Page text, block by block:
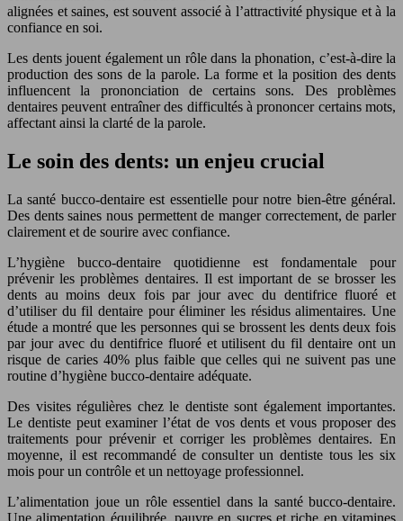
alignées et saines, est souvent associé à l’attractivité physique et à la
confiance en soi.
Les dents jouent également un rôle dans la phonation, c’est-à-dire la
production des sons de la parole. La forme et la position des dents
influencent la prononciation de certains sons. Des problèmes
dentaires peuvent entraîner des difficultés à prononcer certains mots,
affectant ainsi la clarté de la parole.
Le soin des dents: un enjeu crucial
La santé bucco-dentaire est essentielle pour notre bien-être général.
Des dents saines nous permettent de manger correctement, de parler
clairement et de sourire avec confiance.
L’hygiène bucco-dentaire quotidienne est fondamentale pour
prévenir les problèmes dentaires. Il est important de se brosser les
dents au moins deux fois par jour avec du dentifrice fluoré et
d’utiliser du fil dentaire pour éliminer les résidus alimentaires. Une
étude a montré que les personnes qui se brossent les dents deux fois
par jour avec du dentifrice fluoré et utilisent du fil dentaire ont un
risque de caries 40% plus faible que celles qui ne suivent pas une
routine d’hygiène bucco-dentaire adéquate.
Des visites régulières chez le dentiste sont également importantes.
Le dentiste peut examiner l’état de vos dents et vous proposer des
traitements pour prévenir et corriger les problèmes dentaires. En
moyenne, il est recommandé de consulter un dentiste tous les six
mois pour un contrôle et un nettoyage professionnel.
L’alimentation joue un rôle essentiel dans la santé bucco-dentaire.
Une alimentation équilibrée, pauvre en sucres et riche en vitamines